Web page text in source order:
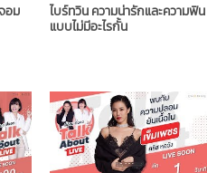
อม ไบร์ทวิน ความน่ารักและความฟิน
แบบไม่มีอะไรกั้น